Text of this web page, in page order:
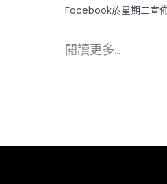
Facebook於星期二宣
閱讀更多...